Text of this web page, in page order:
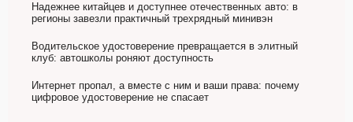
Надежнее китайцев и доступнее отечественных авто: в
регионы завезли практичный трехрядный минивэн
Водительское удостоверение превращается в элитный
клуб: автошколы роняют доступность
Интернет пропал, а вместе с ним и ваши права: почему
цифровое удостоверение не спасает